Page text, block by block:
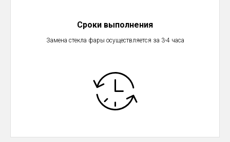
Сроки выполнения
Замена стекла фары осуществляется за 3-4 часа